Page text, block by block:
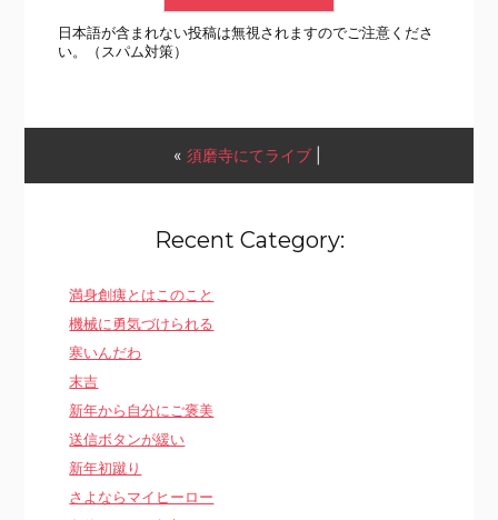
日本語が含まれない投稿は無視されますのでご注意くださ
い。（スパム対策）
« 須磨寺にてライブ|
Recent Category:
満身創痍とはこのこと
機械に勇気づけられる
寒いんだわ
末吉
新年から自分にご褒美
送信ボタンが緩い
新年初蹴り
さよならマイヒーロー